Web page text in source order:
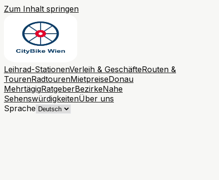
Zum Inhalt springen
Leihrad-StationenVerleih & GeschäfteRouten &
TourenRadtourenMietpreiseDonau
MehrtägigRatgeberBezirkeNahe
SehenswürdigkeitenÜber uns
Sprache